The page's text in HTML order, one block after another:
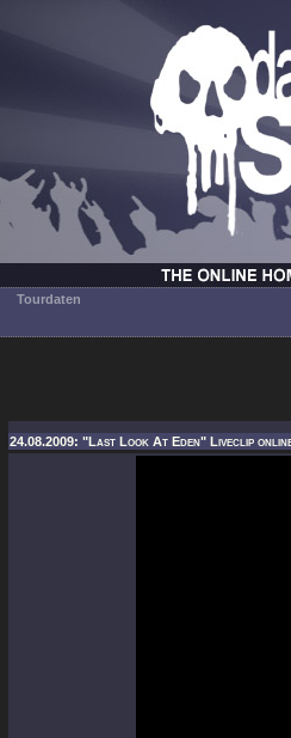
Tourdaten
24.08.2009: "Last Look At Eden" Liveclip